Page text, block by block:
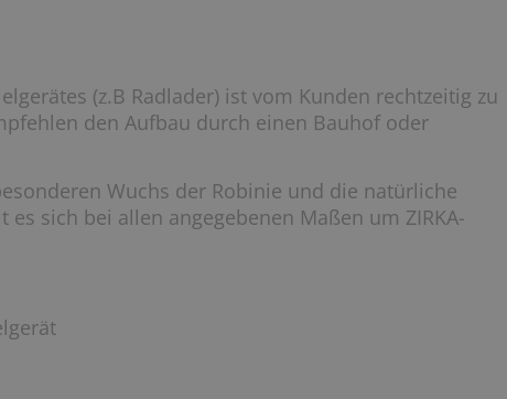
(z.B Radlader) ist vom Kunden rechtzeitig zu
den Aufbau durch einen Bauhof oder
Wuchs der Robinie und die natürliche
es sich bei allen angegebenen Maßen um ZIRKA-